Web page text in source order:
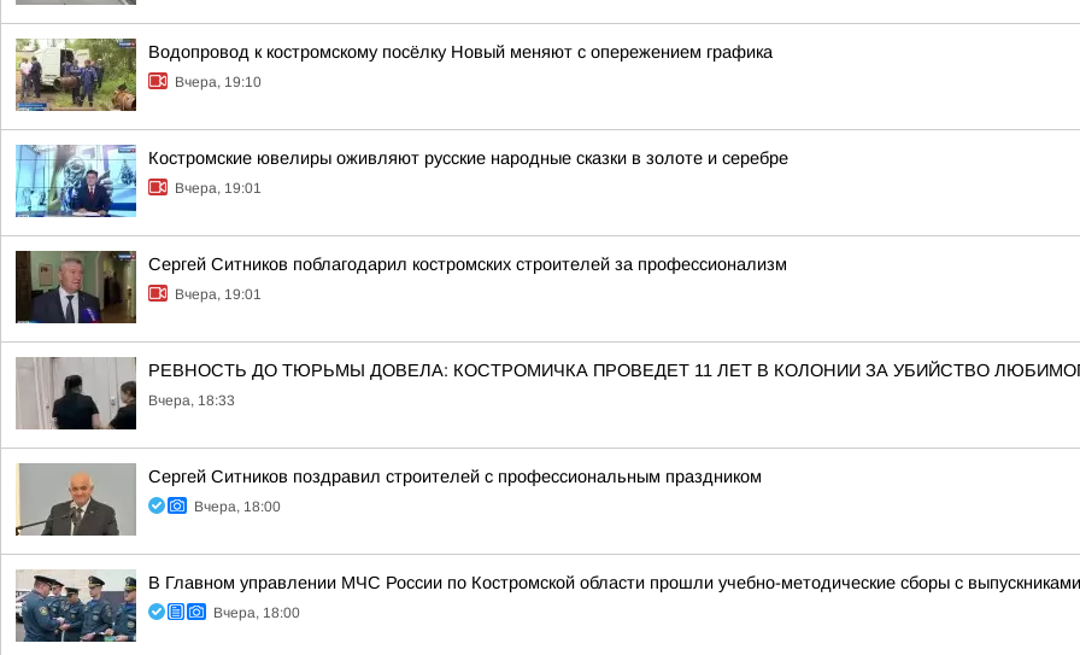
Водопровод к костромскому посёлку Новый меняют с опережением графика
Вчера, 19:10
Костромские ювелиры оживляют русские народные сказки в золоте и серебре
Вчера, 19:01
Сергей Ситников поблагодарил костромских строителей за профессионализм
Вчера, 19:01
РЕВНОСТЬ ДО ТЮРЬМЫ ДОВЕЛА: КОСТРОМИЧКА ПРОВЕДЕТ 11 ЛЕТ В КОЛОНИИ ЗА УБИЙСТВО
Вчера, 18:33
Сергей Ситников поздравил строителей с профессиональным праздником
Вчера, 18:00
В Главном управлении МЧС России по Костромской области прошли учебно-методические сборы с
Вчера, 18:00